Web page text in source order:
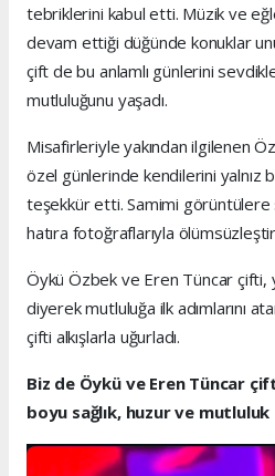
tebriklerini kabul etti. Müzik ve
devam ettiği düğünde konuklar
çift de bu anlamlı günlerini
mutluluğunu yaşadı.
Misafirleriyle yakından ilgilenen
özel günlerinde kendilerini yalnız
teşekkür etti. Samimi görüntülere
hatıra fotoğraflarıyla
Öykü Özbek ve Eren Tüncar çifti,
diyerek mutluluğa ilk adımlarını
çifti alkışlarla uğurladı.
Biz de Öykü ve Eren Tüncar
boyu sağlık, huzur ve